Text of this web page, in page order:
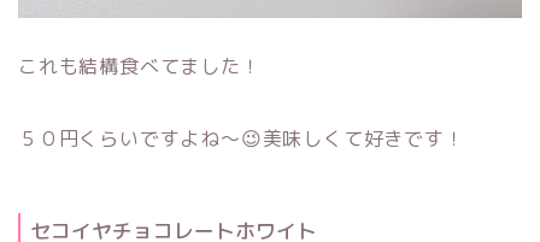
これも結構食べてました！
５０円くらいですよね～😉美味しくて好きです！
セコイヤチョコレートホワイト